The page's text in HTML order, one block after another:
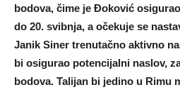
bodova, čime je Đoković
do 20. svibnja, a očekuje se
Janik Siner trenutačno aktivno
bi osigurao potencijalni naslov,
bodova. Talijan bi jedino u Rimu